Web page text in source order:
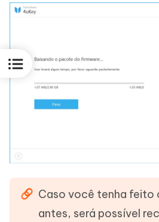
Caso você tenha feito
antes, será possível